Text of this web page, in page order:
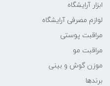
ابزار آرایشگاه
لوازم مصرفی آرایشگاه
مراقبت پوستی
مراقبت مو
موزن گوش و بینی
برندها